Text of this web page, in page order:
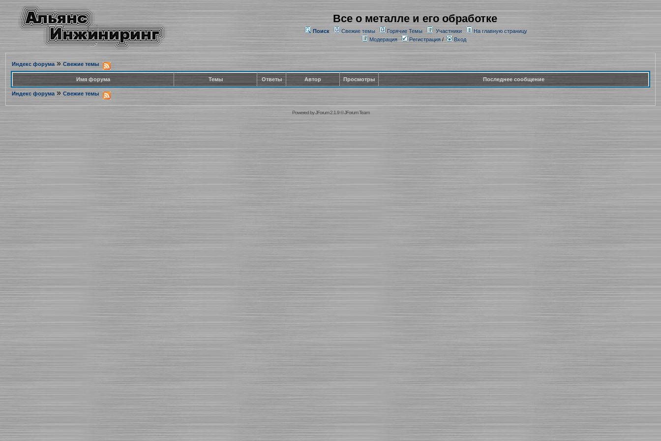
Все о металле и его обработке
Поиск Свежие темы Горячие Темы Участники
На главную страницу
Модерация
Регистрация/ Вход
Индекс форума» Свежие темы
Имя форума Темы Ответы Автор Просмотры Последнее сообщение
Индекс форума » Свежие темы
Powered byJForum 2.1.9©JForum Team